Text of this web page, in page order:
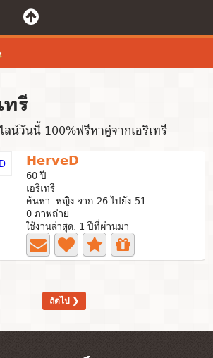
ทรี
น์วันนี้ 100%ฟรีหาคู่จากเอริเทรี
HerveD
60 ปี
เอริเทรี
ค้นหา หญิง จาก 26 ไปยัง 51
0 ภาพถ่าย
ใช้งานล่าสุด: 1 ปีที่ผ่านมา
ถัดไป ❯